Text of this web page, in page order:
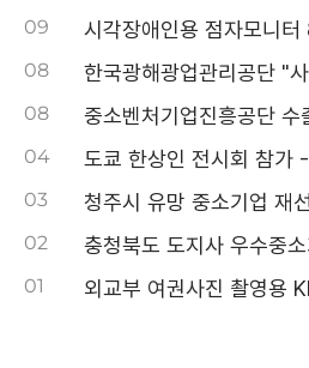
09 시각장애인용 점자모니터
08 한국광해광업관리공단 "
08 중소벤처기업진흥공단 수
04 도쿄 한상인 전시회 참가
03 청주시 유망 중소기업 재
02 충청북도 도지사 우수중
01 외교부 여권사진 촬영용